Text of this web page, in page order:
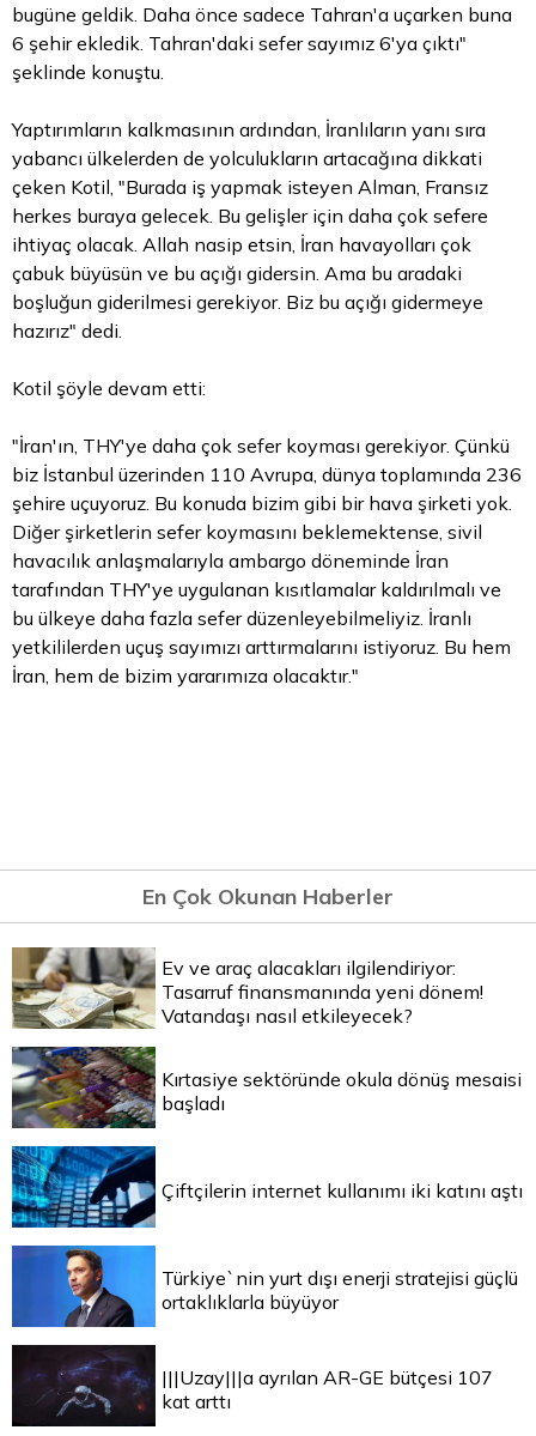
bugüne geldik. Daha önce sadece Tahran'a uçarken buna
6 şehir ekledik. Tahran'daki sefer sayımız 6'ya çıktı"
şeklinde konuştu.
Yaptırımların kalkmasının ardından, İranlıların yanı sıra
yabancı ülkelerden de yolculukların artacağına dikkati
çeken Kotil, "Burada iş yapmak isteyen Alman, Fransız
herkes buraya gelecek. Bu gelişler için daha çok sefere
ihtiyaç olacak. Allah nasip etsin, İran havayolları çok
çabuk büyüsün ve bu açığı gidersin. Ama bu aradaki
boşluğun giderilmesi gerekiyor. Biz bu açığı gidermeye
hazırız" dedi.
Kotil şöyle devam etti:
"İran'ın, THY'ye daha çok sefer koyması gerekiyor. Çünkü
biz İstanbul üzerinden 110 Avrupa, dünya toplamında 236
şehire uçuyoruz. Bu konuda bizim gibi bir hava şirketi yok.
Diğer şirketlerin sefer koymasını beklemektense, sivil
havacılık anlaşmalarıyla ambargo döneminde İran
tarafından THY'ye uygulanan kısıtlamalar kaldırılmalı ve
bu ülkeye daha fazla sefer düzenleyebilmeliyiz. İranlı
yetkililerden uçuş sayımızı arttırmalarını istiyoruz. Bu hem
İran, hem de bizim yararımıza olacaktır."
En Çok Okunan Haberler
Ev ve araç alacakları ilgilendiriyor:
Tasarruf finansmanında yeni dönem!
Vatandaşı nasıl etkileyecek?
Kırtasiye sektöründe okula dönüş mesaisi
başladı
Çiftçilerin internet kullanımı iki katını aştı
Türkiye`nin yurt dışı enerji stratejisi güçlü
ortaklıklarla büyüyor
|||Uzay|||a ayrılan AR-GE bütçesi 107
kat arttı